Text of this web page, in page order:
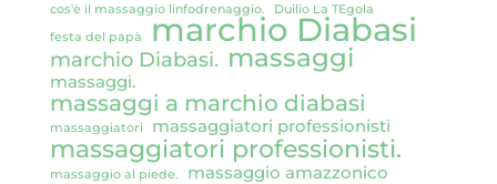
cos'è il massaggio linfodrenaggio.
Duilio La TEgola
festa del papà
marchio Diabasi
marchio Diabasi. massaggi
massaggi.
massaggi a marchio diabasi
massaggiatori massaggiatori professionisti
massaggiatori professionisti.
massaggio al piede. massaggio amazzonico